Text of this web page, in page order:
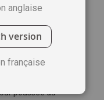
poussée du
anglaise
version
française